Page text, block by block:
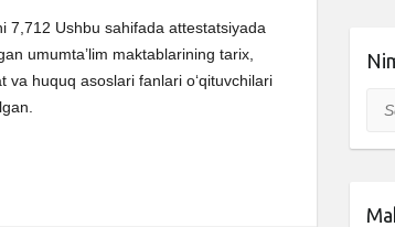
7,712 Ushbu sahifada attestatsiyada
umumta’lim maktablarining tarix,
va huquq asoslari fanlari o‘qituvchilari